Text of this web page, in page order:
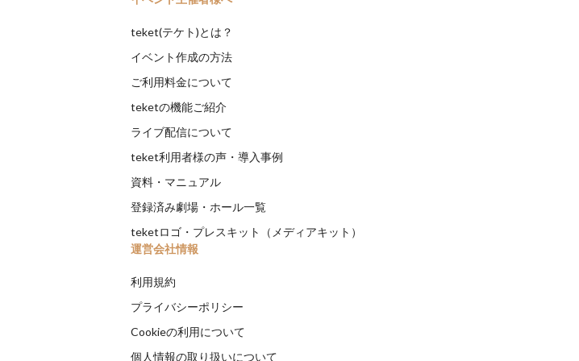
teket(テケト)とは？
イベント作成の方法
ご利用料金について
teketの機能ご紹介
ライブ配信について
teket利用者様の声・導入事例
資料・マニュアル
登録済み劇場・ホール一覧
teketロゴ・プレスキット（メディアキット）
運営会社情報
利用規約
プライバシーポリシー
Cookieの利用について
個人情報の取り扱いについて